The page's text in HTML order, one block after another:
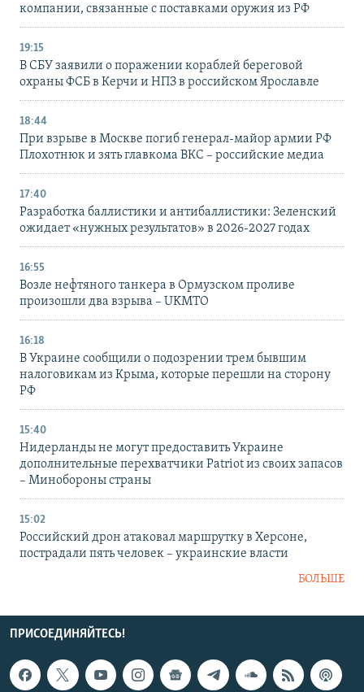
компании, связанные с поставками оружия из РФ
19:15
В СБУ заявили о поражении кораблей береговой
охраны ФСБ в Керчи и НПЗ в российском Ярославле
18:44
При взрыве в Москве погиб генерал-майор армии РФ
Плохотнюк и зять главкома ВКС – российские медиа
17:40
Разработка баллистики и антибаллистики: Зеленский
ожидает «нужных результатов» в 2026-2027 годах
16:55
Возле нефтяного танкера в Ормузском проливе
произошли два взрыва – UKMTO
16:18
В Украине сообщили о подозрении трем бывшим
налоговикам из Крыма, которые перешли на сторону
РФ
15:40
Нидерланды не могут предоставить Украине
дополнительные перехватчики Patriot из своих запасов
– Минобороны страны
15:02
Российский дрон атаковал маршрутку в Херсоне,
пострадали пять человек – украинские власти
БОЛЬШЕ
ПРИСОЕДИНЯЙТЕСЬ!